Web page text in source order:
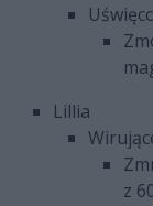
Lillia
z